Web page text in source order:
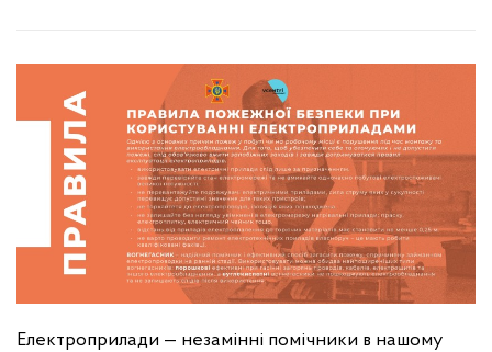
Електроприлади — незамінні помічники в нашому